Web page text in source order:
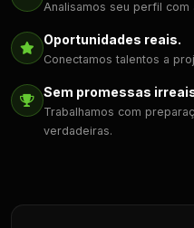
Analisamos seu perfil com
Oportunidades reais.
Conectamos talentos a
Sem promessas
Trabalhamos com
verdadeiras.